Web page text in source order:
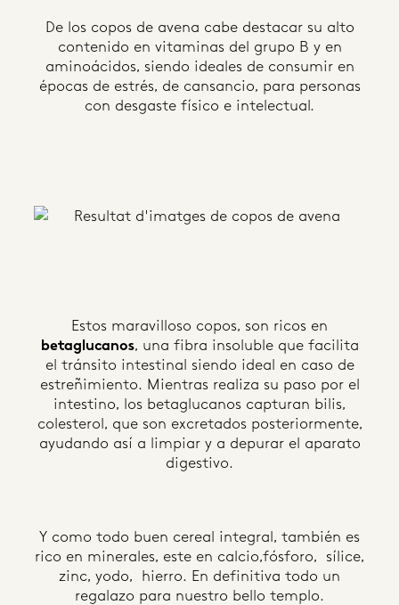
De los copos de avena cabe destacar su alto
contenido en vitaminas del grupo B y en
aminoácidos, siendo ideales de consumir en
épocas de estrés, de cansancio, para personas
con desgaste físico e intelectual.
Estos maravilloso copos, son ricos en
betaglucanos, una fibra insoluble que facilita
el tránsito intestinal siendo ideal en caso de
estreñimiento. Mientras realiza su paso por el
intestino, los betaglucanos capturan bilis,
colesterol, que son excretados posteriormente,
ayudando así a limpiar y a depurar el aparato
digestivo.
Y como todo buen cereal integral, también es
rico en minerales, este en calcio,fósforo, sílice,
zinc, yodo, hierro. En definitiva todo un
regalazo para nuestro bello templo.